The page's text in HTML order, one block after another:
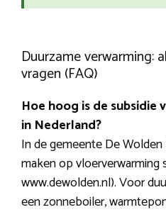
Duurzame verwarming:
vragen (FAQ)
Hoe hoog is de
in Nederland?
In de gemeente De
maken op vloerverwarming
www.dewolden.nl). Voor
een zonneboiler,